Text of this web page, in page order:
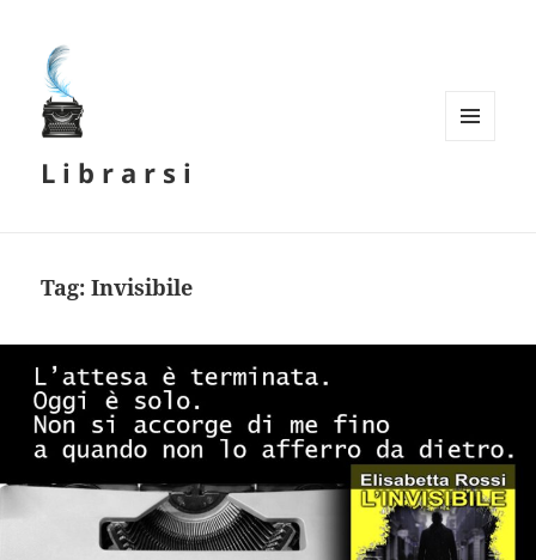
L i b r a r s i
Tag:Invisibile